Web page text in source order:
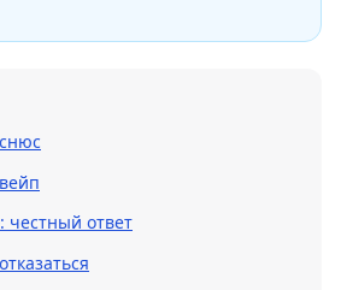
честный ответ